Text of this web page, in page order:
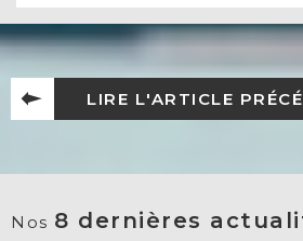
LIRE L'ARTICLE
Nos 8 dernières